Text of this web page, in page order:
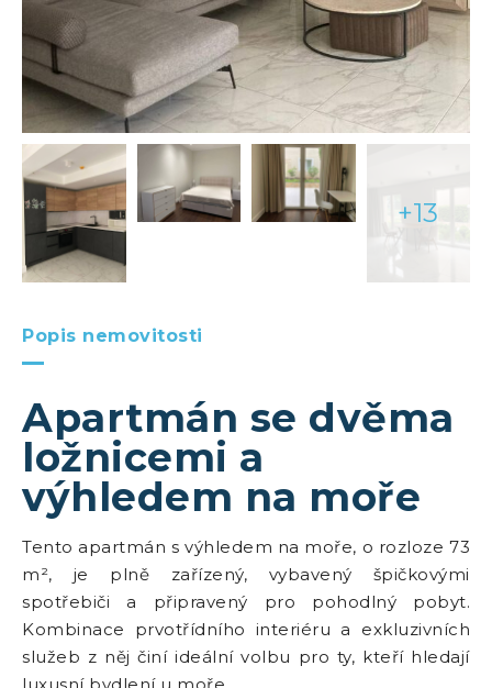
+13
Popis nemovitosti
Apartmán se dvěma
ložnicemi a
výhledem na moře
Tento apartmán s výhledem na moře, o rozloze 73
m², je plně zařízený, vybavený špičkovými
spotřebiči a připravený pro pohodlný pobyt.
Kombinace prvotřídního interiéru a exkluzivních
služeb z něj činí ideální volbu pro ty, kteří hledají